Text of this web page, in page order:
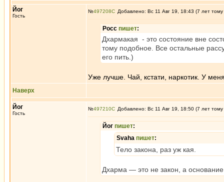
Йог
Гость
№497208 Добавлено: Вс 11 Авг 19, 18:43 (7 лет тому
Росс пишет:
Дхармакая - это состояние вне
тому подобное. Все остальные
его пить.)
Уже лучше. Чай, кстати, наркотик. У
Наверх
Йог
Гость
№497210 Добавлено: Вс 11 Авг 19, 18:50 (7 лет тому
Йог пишет:
Svaha пишет:
Тело закона, раз уж кая.
Дхарма — это не закон, а